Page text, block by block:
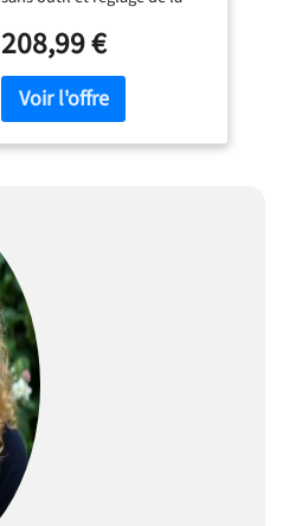
tronçonneuse Lubrification
automatique de la chaîne
Fenêtre de visualisation
d'huile de chaîne Levier de
verrouillage, accessible de
Chaîne 80 TXL avec 32
maillons
208,99 €